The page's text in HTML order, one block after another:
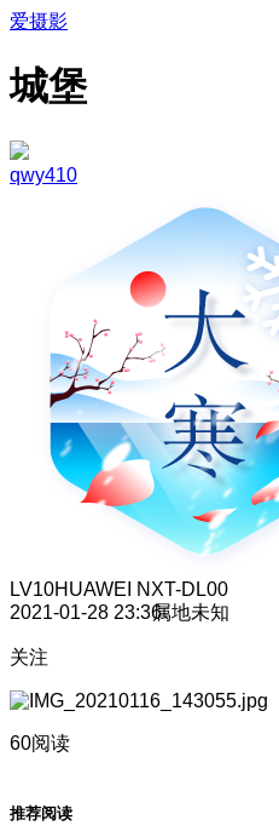
爱摄影
城堡
qwy410
LV10HUAWEI NXT-DL00
2021-01-28 23:36属地未知
关注
60阅读
推荐阅读